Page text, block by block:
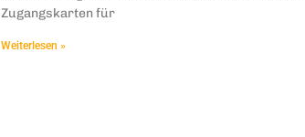
Zugangskarten für
Weiterlesen »